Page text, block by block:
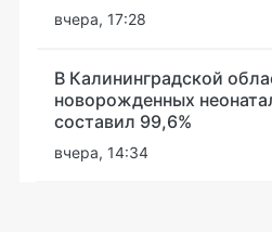
вчера, 17:28
В Калининградской
новорожденных
составил 99,6%
вчера, 14:34